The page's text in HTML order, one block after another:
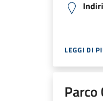
LEGGI DI
Parco